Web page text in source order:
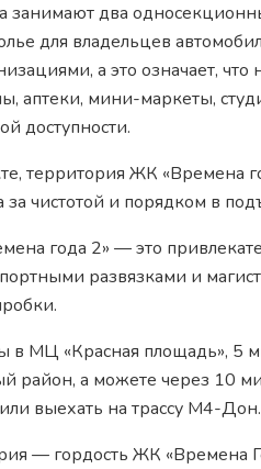
занимают два
для владельцев
а это означает,
аптеки, мини-маркеты,
доступности.
территория ЖК «Времена
чистотой и порядком в
года 2» — это
развязками и
МЦ «Красная площадь», 5
район, а можете через 10
выехать на трассу М4-Дон.
— гордость ЖК «Времена